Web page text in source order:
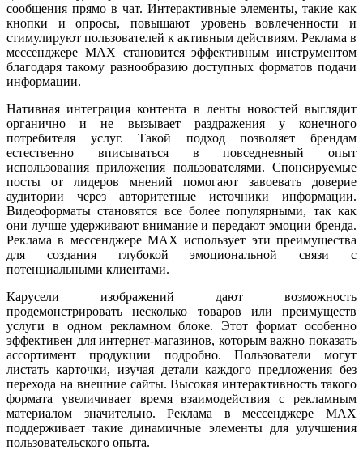
сообщения прямо в чат. Интерактивные элементы, такие как
кнопки и опросы, повышают уровень вовлеченности и
стимулируют пользователей к активным действиям. Реклама в
мессенджере MAX становится эффективным инструментом
благодаря такому разнообразию доступных форматов подачи
информации.
Нативная интеграция контента в ленты новостей выглядит
органично и не вызывает раздражения у конечного
потребителя услуг. Такой подход позволяет брендам
естественно вписываться в повседневный опыт
использования приложения пользователями. Спонсируемые
посты от лидеров мнений помогают завоевать доверие
аудитории через авторитетные источники информации.
Видеоформаты становятся все более популярными, так как
они лучше удерживают внимание и передают эмоции бренда.
Реклама в мессенджере MAX использует эти преимущества
для создания глубокой эмоциональной связи с
потенциальными клиентами.
Карусели изображений дают возможность
продемонстрировать несколько товаров или преимуществ
услуги в одном рекламном блоке. Этот формат особенно
эффективен для интернет-магазинов, которым важно показать
ассортимент продукции подробно. Пользователи могут
листать карточки, изучая детали каждого предложения без
перехода на внешние сайты. Высокая интерактивность такого
формата увеличивает время взаимодействия с рекламным
материалом значительно. Реклама в мессенджере MAX
поддерживает такие динамичные элементы для улучшения
пользовательского опыта.